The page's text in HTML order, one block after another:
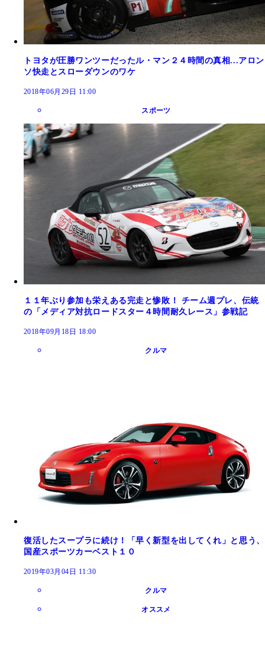
トヨタが圧勝ワンツーだったル・マン２４時間の真相...アロン
ソ快走とスローダウンのワケ
2018年06月29日 11:00
スポーツ
１１年ぶり参加も栄えある完走と惨敗！ チーム週プレ、伝統
の「メディア対抗ロードスター４時間耐久レース」参戦記
2018年09月18日 18:00
クルマ
復活したスープラに続け！「早く新型を出してくれ」と思う、
国産スポーツカーベスト１０
2019年03月04日 11:30
クルマ
オススメ